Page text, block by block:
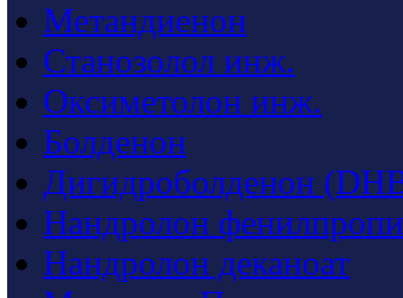
Метандиенон
Станозолол инж.
Оксиметолон инж.
Болденон
Дигидроболденон
Нандролон
Нандролон деканоат